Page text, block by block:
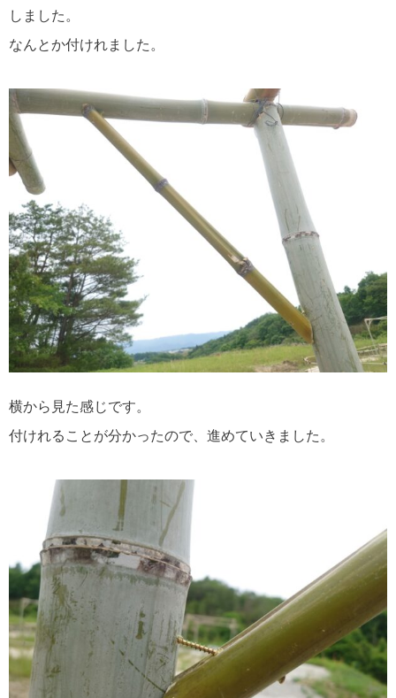
しました。
なんとか付けれました。
横から見た感じです。
付けれることが分かったので、進めていきました。